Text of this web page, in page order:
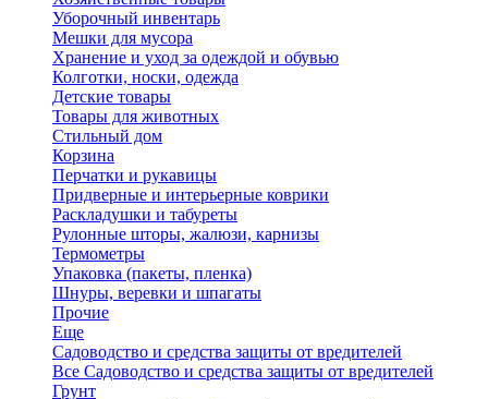
Уборочный инвентарь
Мешки для мусора
Хранение и уход за одеждой и обувью
Колготки, носки, одежда
Детские товары
Товары для животных
Стильный дом
Корзина
Перчатки и рукавицы
Придверные и интерьерные коврики
Раскладушки и табуреты
Рулонные шторы, жалюзи, карнизы
Термометры
Упаковка (пакеты, пленка)
Шнуры, веревки и шпагаты
Прочие
Еще
Садоводство и средства защиты от вредителей
Все Садоводство и средства защиты от вредителей
Грунт